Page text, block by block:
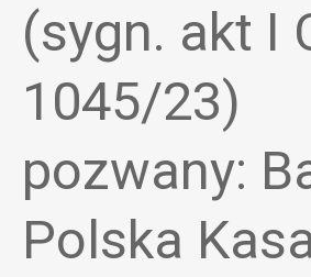
(sygn. akt I
1045/23)
pozwany:
Polska